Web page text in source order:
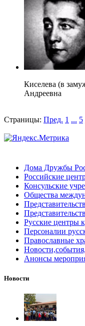
Киселева (в
Андреевна
Страницы: Пред. 1 ... 5
Дома Дружбы
Российские
Консульские
Общества
Русские центры
Персоналии
Православные
Анонсы
Новости